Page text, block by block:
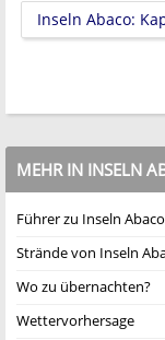
Inseln Abaco:
MEHR IN INSELN
Führer zu Inseln Abaco
Strände von Inseln
Wo zu übernachten?
Wettervorhersage